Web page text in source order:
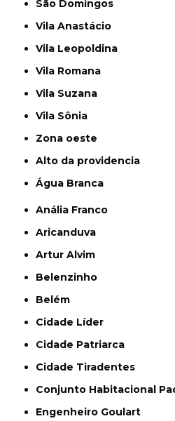
São Domingos
Vila Anastácio
Vila Leopoldina
Vila Romana
Vila Suzana
Vila Sônia
Zona oeste
alto da providencia
Água Branca
Anália Franco
Aricanduva
Artur Alvim
Belenzinho
Belém
Cidade Líder
Cidade Patriarca
Cidade Tiradentes
Conjunto Habitacional
Engenheiro Goulart